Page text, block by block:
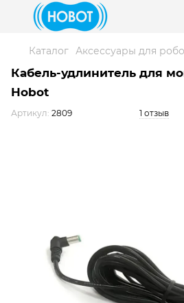
Каталог Аксессуары для
Кабель-удлинитель для
Hobot
Артикул: 2809 1 отзыв